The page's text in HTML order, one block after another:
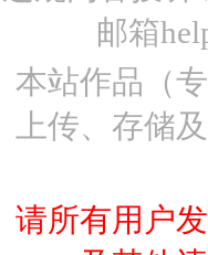
邮箱
本站作品（
上传、存储
请所有用户